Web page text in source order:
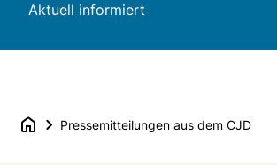
Aktuell informiert
Pressemitteilungen aus dem CJD